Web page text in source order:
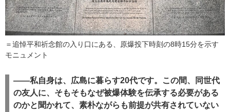
＝追悼平和祈念館の入り口にある、原爆投下時刻の8時15分を示す
モニュメント
――私自身は、広島に暮らす20代です。この間、同世代
の友人に、そもそもなぜ被爆体験を伝承する必要がある
のかと聞かれて、素朴ながらも前提が共有されていない